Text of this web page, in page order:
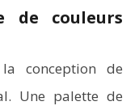
de couleurs
conception de
Une palette de